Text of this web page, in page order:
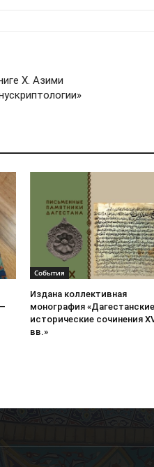
Х. Азими
События
Издана коллективная
монография «Дагестанские
исторические сочинения
вв.»